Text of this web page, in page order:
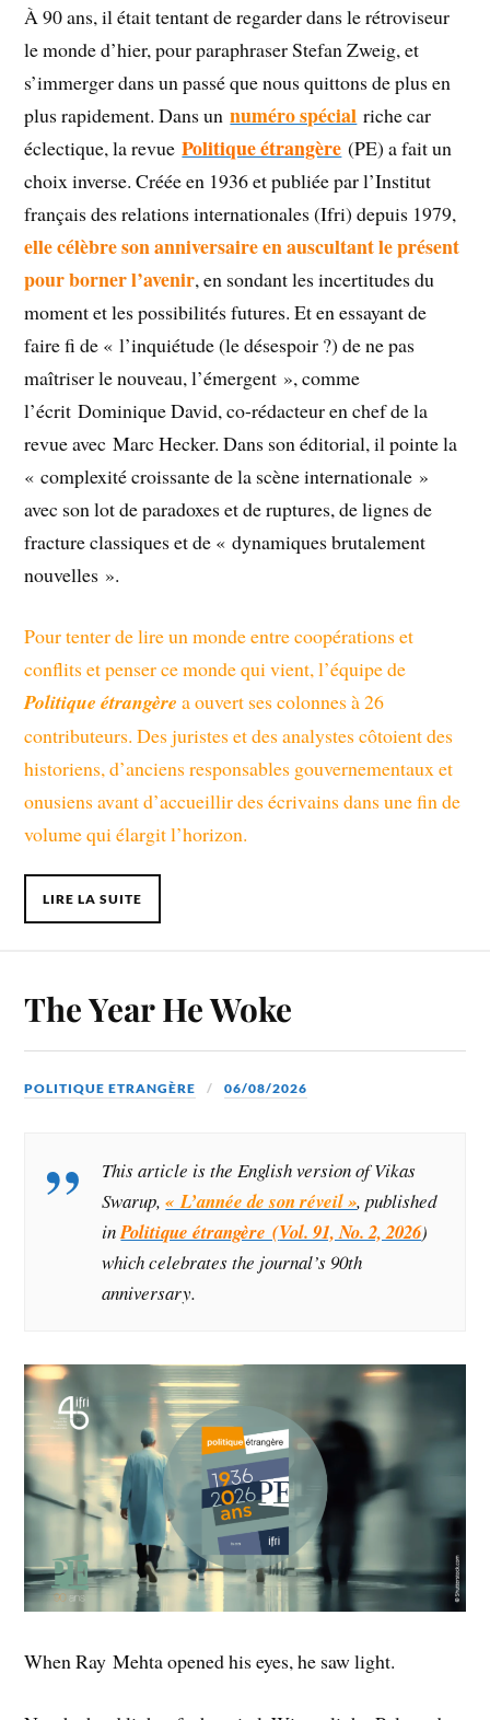
À 90 ans, il était tentant de regarder dans le rétroviseur
le monde d’hier, pour paraphraser Stefan Zweig, et
s’immerger dans un passé que nous quittons de plus en
plus rapidement. Dans unnuméro spécial riche car
éclectique, la revuePolitique étrangère (PE) a fait un
choix inverse. Créée en 1936 et publiée par l’Institut
français des relations internationales (Ifri) depuis 1979,
elle célèbre son anniversaire en auscultant le présent
pour borner l’avenir, en sondant les incertitudes du
moment et les possibilités futures. Et en essayant de
faire fi de « l’inquiétude (le désespoir ?) de ne pas
maîtriser le nouveau, l’émergent », comme
l’écrit Dominique David, co-rédacteur en chef de la
revue avec Marc Hecker. Dans son éditorial, il pointe la
« complexité croissante de la scène internationale »
avec son lot de paradoxes et de ruptures, de lignes de
fracture classiques et de « dynamiques brutalement
nouvelles ».
Pour tenter de lire un monde entre coopérations et
conflits et penser ce monde qui vient, l’équipe de
Politique étrangère a ouvert ses colonnes à 26
contributeurs. Des juristes et des analystes côtoient des
historiens, d’anciens responsables gouvernementaux et
onusiens avant d’accueillir des écrivains dans une fin de
volume qui élargit l’horizon.
LIRE LA SUITE
The Year He Woke
POLITIQUE ETRANGÈRE 06/08/2026
This article is the English versionof Vikas
Swarup,« L’année de son réveil », published
inPolitique étrangère (Vol. 91, No. 2, 2026)
which celebrates the journal’s 90th
anniversary.
When Ray Mehta opened his eyes, he saw light.